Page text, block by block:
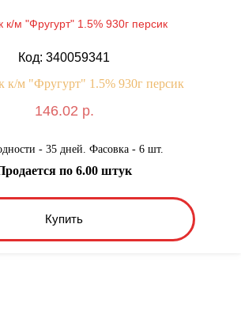
к/м "Фругурт" 1.5% 930г персик
Код: 340059341
146.02 р.
- 35 дней. Фасовка - 6 шт.
Купить
по 6.00 штук